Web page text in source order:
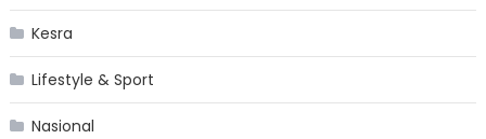
Kesra
Lifestyle & Sport
Nasional